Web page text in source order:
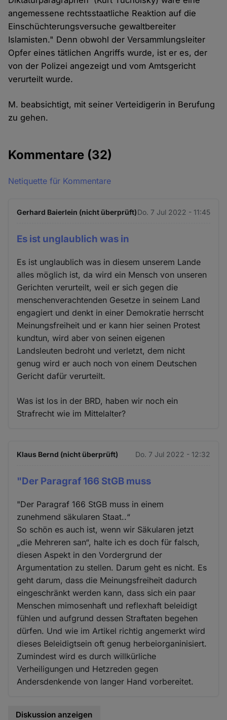
angemessene rechtsstaatliche Reaktion auf die
Einschüchterungsversuche gewaltbereiter
Islamisten." Denn obwohl der Versammlungsleiter
Opfer eines tätlichen Angriffs wurde, ist er es, der
von der Polizei angezeigt und vom Amtsgericht
verurteilt wurde.
M. beabsichtigt, mit seiner Verteidigerin in Berufung
zu gehen.
Kommentare (32)
Netiquette für Kommentare
Gerhard Baierlein (nicht überprüft)Do. 7 Jul 2022 - 11:45
Es ist unglaublich was in
Es ist unglaublich was in diesem unserem Lande
alles möglich ist, da wird ein Mensch von unseren
Gerichten verurteilt, weil er sich gegen die
menschenverachtenden Gesetze in seinem Land
engagiert und denkt in einer Demokratie herrscht
Meinungsfreiheit und er kann hier seinen Protest
kundtun, wird aber von seinen eigenen
Landsleuten bedroht und verletzt, dem nicht
genug wird er auch noch von einem Deutschen
Gericht dafür verurteilt.
Was ist los in der BRD, haben wir noch ein
Strafrecht wie im Mittelalter?
Klaus Bernd (nicht überprüft) Do. 7 Jul 2022 - 12:32
"Der Paragraf 166 StGB muss
"Der Paragraf 166 StGB muss in einem
zunehmend säkularen Staat..“
So schön es auch ist, wenn wir Säkularen jetzt
„die Mehreren san“, halte ich es doch für falsch,
diesen Aspekt in den Vordergrund der
Argumentation zu stellen. Darum geht es nicht. Es
geht darum, dass die Meinungsfreiheit dadurch
eingeschränkt werden kann, dass sich ein paar
Menschen mimosenhaft und reflexhaft beleidigt
fühlen und aufgrund dessen Straftaten begehen
dürfen. Und wie im Artikel richtig angemerkt wird
dieses Beleidigtsein oft genug herbeiorganinisiert.
Zumindest wird es durch willkürliche
Verheiligungen und Hetzreden gegen
Andersdenkende von langer Hand vorbereitet.
Diskussion anzeigen